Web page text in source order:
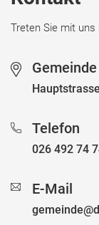
Treten Sie mit uns
Telefon
026 492 74
E-Mail